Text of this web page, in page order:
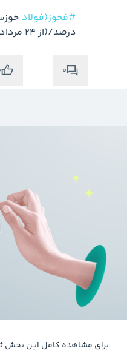
#فخوز(فولاد
درصد/(از 24 مرداد 1402 واریز به سجام)
0
برای مشاهده کامل این بخش